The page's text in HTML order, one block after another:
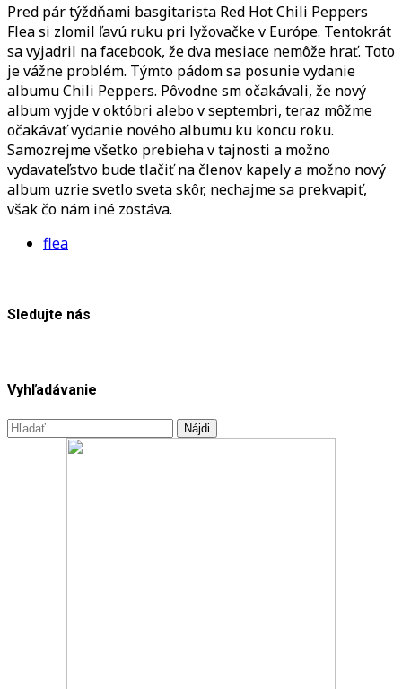
Pred pár týždňami basgitarista Red Hot Chili Peppers
Flea si zlomil ľavú ruku pri lyžovačke v Európe. Tentokrát
sa vyjadril na facebook, že dva mesiace nemôže hrať. Toto
je vážne problém. Týmto pádom sa posunie vydanie
albumu Chili Peppers. Pôvodne sm očakávali, že nový
album vyjde v októbri alebo v septembri, teraz môžme
očakávať vydanie nového albumu ku koncu roku.
Samozrejme všetko prebieha v tajnosti a možno
vydavateľstvo bude tlačiť na členov kapely a možno nový
album uzrie svetlo sveta skôr, nechajme sa prekvapiť,
však čo nám iné zostáva.
flea
Sledujte nás
Vyhľadávanie
Hľadať: